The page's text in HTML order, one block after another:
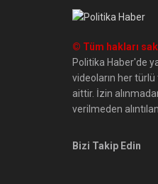
© Tüm hakları
Politika Haber'de
videoların her
aittir. İzin
verilmeden
Bizi Takip Edin